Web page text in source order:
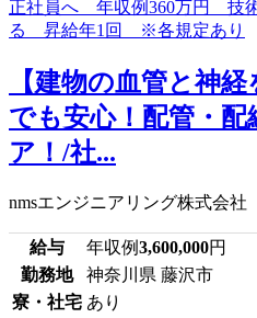
【建物の血管と神
でも安心！配管・
ア！/社...
nmsエンジニアリング株式会社
給与 年収例3,600,000円
勤務地
神奈川県 藤沢市
寮・社宅 あり